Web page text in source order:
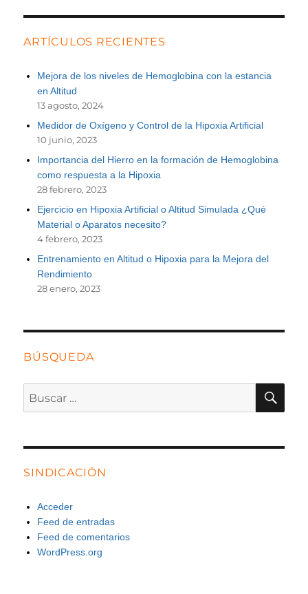
ARTÍCULOS RECIENTES
Mejora de los niveles de Hemoglobina con la estancia
en Altitud
13 agosto, 2024
Medidor de Oxígeno y Control de la Hipoxia Artificial
10 junio, 2023
Importancia del Hierro en la formación de Hemoglobina
como respuesta a la Hipoxia
28 febrero, 2023
Ejercicio en Hipoxia Artificial o Altitud Simulada ¿Qué
Material o Aparatos necesito?
4 febrero, 2023
Entrenamiento en Altitud o Hipoxia para la Mejora del
Rendimiento
28 enero, 2023
BÚSQUEDA
SINDICACIÓN
Acceder
Feed de entradas
Feed de comentarios
WordPress.org